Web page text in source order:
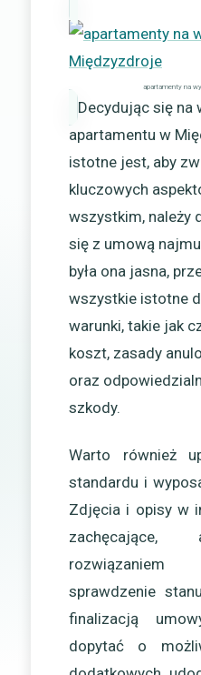
apartamenty na
Decydując się na
apartamentu w
istotne jest, aby
kluczowych
wszystkim, należy
się z umową
była ona jasna,
wszystkie istotne
warunki, takie jak
koszt, zasady
oraz
szkody.
Warto również
standardu i
Zdjęcia i opisy w
zachęcające,
sprawdzenie
finalizacją
dopytać o